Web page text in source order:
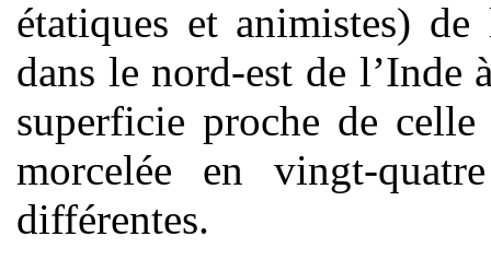
étatiques et animistes)
dans le nord-est de l’Inde
superficie proche de
morcelée en vingt-
différentes.